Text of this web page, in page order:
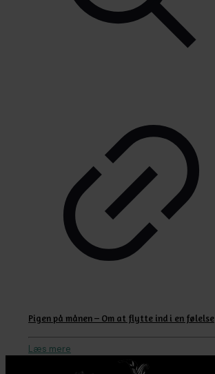
Pigen på månen – Om at flytte ind i en følelse
Læs mere